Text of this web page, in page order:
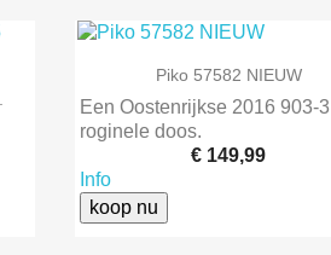
 Snel bekijken
Piko 57582 NIEUW
Een Oostenrijkse 2016 903-
roginele doos.
€ 149,99
Info
koop nu